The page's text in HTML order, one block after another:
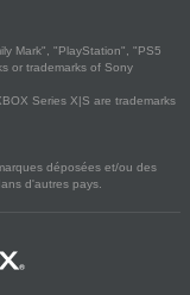
Mark", "PlayStation", "PS5
or trademarks of Sony
Series X|S are trademarks
déposées et/ou des
d'autres pays.